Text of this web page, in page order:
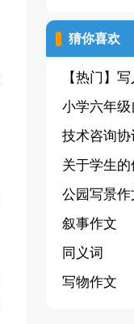
猜你喜欢
【热门】
作文合集8
小学六年级
绍模板集合
技术咨询协
关于学生的
模板集合五
公园写景作
字集合五篇
叙事作文
同义词
写物作文